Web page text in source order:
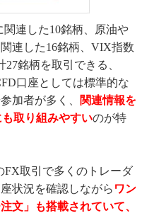
関連した10銘柄、原油や
連した16銘柄、VIX指数
27銘柄を取引できる、
口座としては標準的な
加者が多く、
関連情報を
取り組みやすいのが特
取引で多くのトレーダ
状況を確認しながら ワン
文」も搭載されていて、